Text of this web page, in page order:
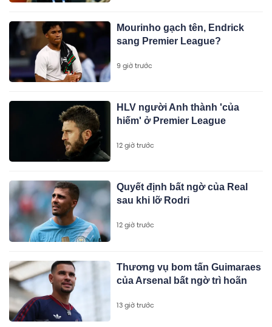
Mourinho gạch tên, Endrick
sang Premier League?
9 giờ trước
HLV người Anh thành 'của
hiếm' ở Premier League
12 giờ trước
Quyết định bất ngờ của Real
sau khi lỡ Rodri
12 giờ trước
Thương vụ bom tấn Guimaraes
của Arsenal bất ngờ trì hoãn
13 giờ trước